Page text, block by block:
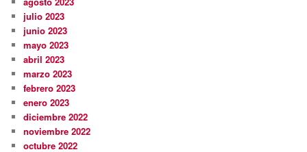
julio 2023
junio 2023
mayo 2023
abril 2023
marzo 2023
febrero 2023
enero 2023
diciembre 2022
noviembre 2022
octubre 2022